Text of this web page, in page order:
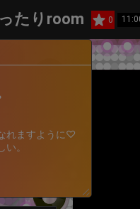
たりroom 0
れますように♡
。